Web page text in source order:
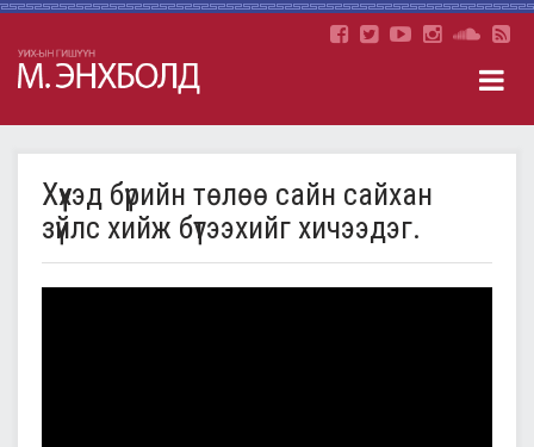
Хүүхэд бүрийн төлөө сайн сайхан
зүйлс хийж бүтээхийг хичээдэг.